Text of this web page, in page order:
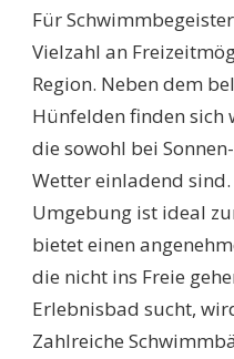
Für
Vielzahl an
Region. Neben dem
Hünfelden finden sich
die sowohl bei
Wetter einladend
Umgebung ist ideal
bietet einen
die nicht ins Freie
Erlebnisbad sucht,
Zahlreiche